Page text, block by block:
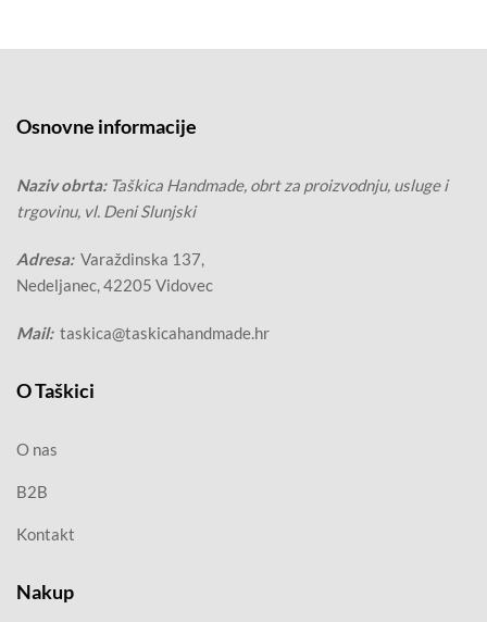
Osnovne informacije
Naziv obrta: Taškica Handmade, obrt za proizvodnju, usluge i
trgovinu, vl. Deni Slunjski
Adresa:Varaždinska 137,
Nedeljanec, 42205 Vidovec
Mail: taskica@taskicahandmade.hr
O Taškici
O nas
B2B
Kontakt
Nakup